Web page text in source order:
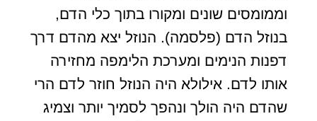
וממומסים שונים ומקורו בתוך כלי הדם,
בנוזל הדם (פלסמה). הנוזל יצא מהדם דרך
דפנות הנימים ומערכת הלימפה מחזירה
אותו לדם. אילולא היה הנוזל חוזר לדם הרי
שהדם היה הולך ונהפך לסמיך יותר וצמיג